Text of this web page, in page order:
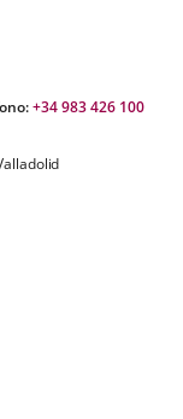
+34 983 426 100